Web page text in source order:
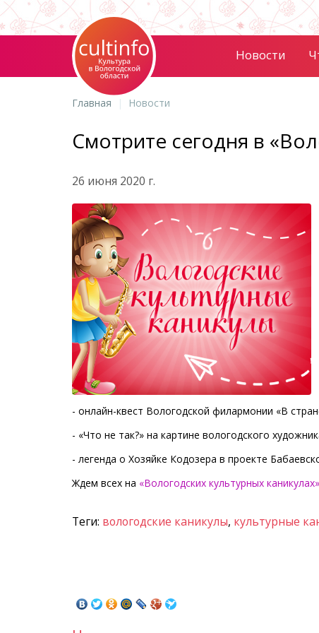
Новости
Главная Новости
Смотрите сегодня в
26 июня 2020 г.
- онлайн-квест Вологодской филармонии «В
- «Что не так?» на картине вологодского
- легенда о Хозяйке Кодозера в проекте
Ждем всех на «Вологодских культурных каникулах»
Теги: вологодские каникулы, культурные